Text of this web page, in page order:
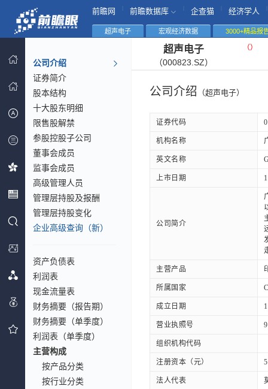
前瞻网 前瞻数据库 企查猫 经济学人
超声电子 宏观经济数据 3000+精品报
公司介绍
证券简介
股本结构
十大股东明细
限售股解禁
参股控股子公司
董事会成员
监事会成员
高级管理人员
管理层持股及报酬
管理层持股变化
企业高级查询（新）
资产负债表
利润表
现金流量表
财务摘要（报告期）
财务摘要（单季度）
利润表（单季度）
主营构成
按产品分类
按行业分类
超声电子
（000823.SZ）
（）
公司介绍 （超声电子）
证券代码
机构名称
英文名称
上市日期
公司简介
主营产品
所属国家
成立日期
营业执照号
组织机构代码
注册资本（元）
法人代表